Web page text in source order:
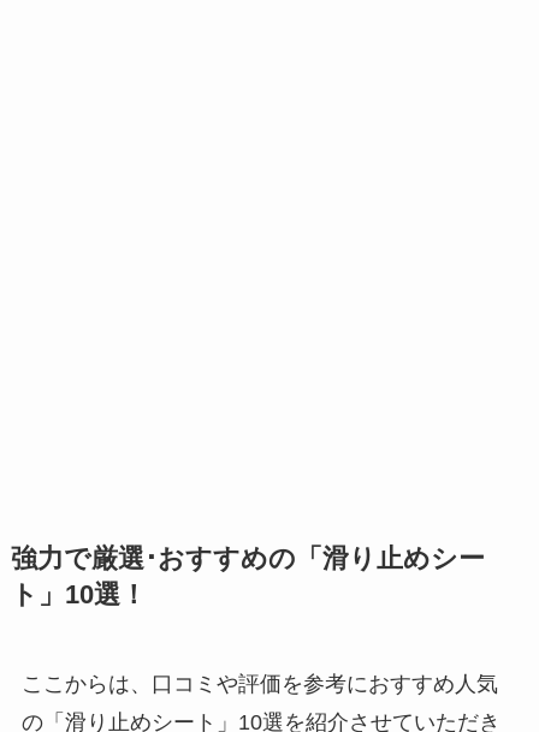
強力で厳選･おすすめの「滑り止めシー
ト」10選！
ここからは、口コミや評価を参考におすすめ人気
の「滑り止めシート」10選を紹介させていただき